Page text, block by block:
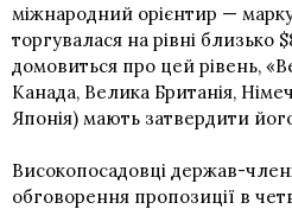
міжнародний орієнтир —
торгувалася на рівні близько
домовиться про цей рівень,
Канада, Велика Британія,
Японія) мають затвердити
Високопосадовці держав-
обговорення пропозиції в